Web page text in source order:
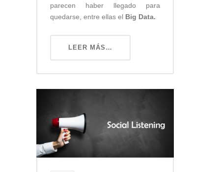
parecen haber llegado para
quedarse, entre ellas el Big Data.
LEER MÁS…